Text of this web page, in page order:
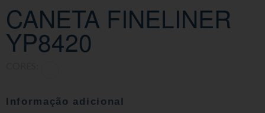
CANETA FINELINER
YP8420
Informação adicional